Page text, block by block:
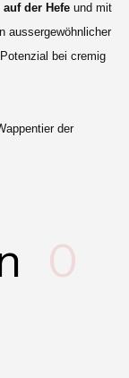
der Hefe und mit
aussergewöhnlicher
bei cremig
der
0